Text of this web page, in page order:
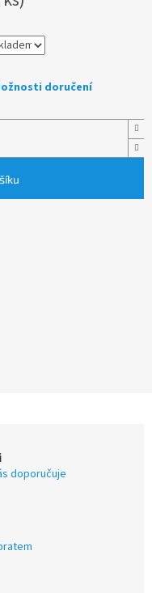
doručení
doporučuje